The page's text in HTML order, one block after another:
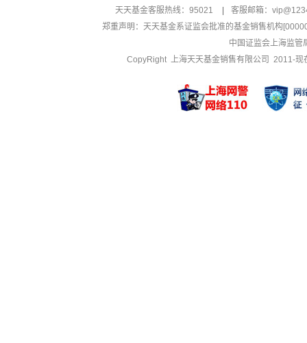
天天基金客服热线：95021 客服邮箱：
郑重声明： 天天基金系证监会批准的基金销售机构
中国证监会上海监管
CopyRight 上海天天基金销售有限公司 2011-